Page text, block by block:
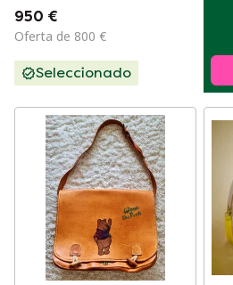
la década de 1960.
950 €
Oferta de 800 €
Seleccionado